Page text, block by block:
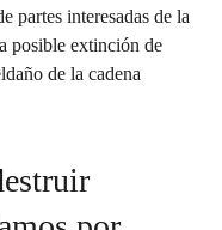
partes interesadas de la
posible extinción de
de la cadena